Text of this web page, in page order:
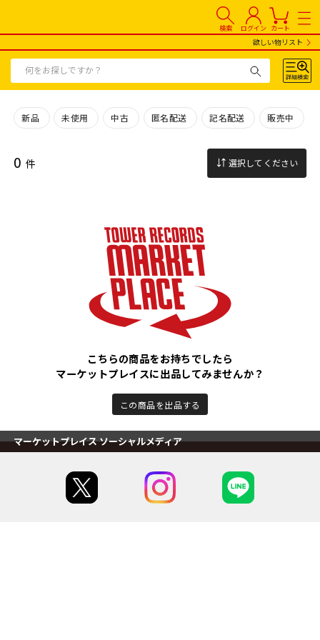
検索 ログイン カート
欲しい物リスト
新品 未使用 中古 匿名配送 記名配送 販売中
0 件 選択してください
こちらの商品をお持ちでしたら
マーケットプレイスに出品してみませんか？
この商品を出品する
マーケットプレイス ソーシャルメディア